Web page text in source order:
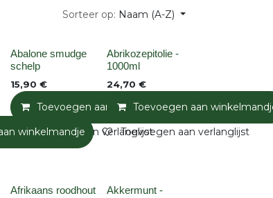
Sorteer op: Naam (A-Z)
Toevoegen aan verlanglijst
winkelmandje Toevoegen aan verlanglijst
None
Abalone smudge
schelp
15,90 €
Toevoegen aan winkelmandje
None
Abrikozepitolie -
1000ml
24,70 €
Toevoegen aan
Afrikaans roodhout
Akkermunt -